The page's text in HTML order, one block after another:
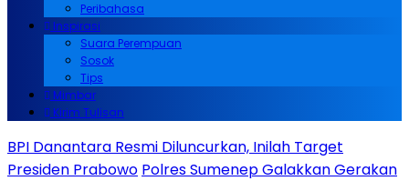
Peribahasa
Inspirasi
Suara Perempuan
Sosok
Tips
Mimbar
Kirim Tulisan
BPI Danantara Resmi Diluncurkan, Inilah Target
Presiden Prabowo Polres Sumenep Galakkan Gerakan